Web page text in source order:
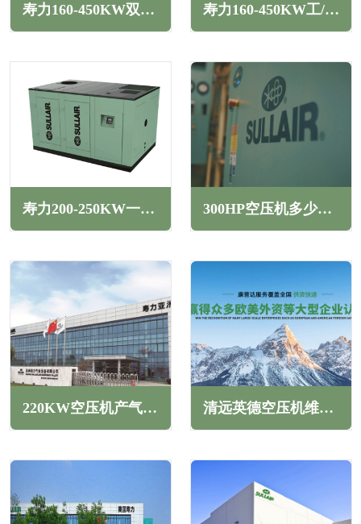
寿力160-450KW双级压缩工/变频干式无油螺杆空压机DS系列 寿力160-450KW工/变频干式低压无油螺杆空压机DS系列
寿力200-250KW一级能效双级压缩变频螺杆空压机TH系列 300HP空压机多少千瓦(300HP空压机产气量多少立方)
220KW空压机产气量(220KW螺杆空压机能达到几个压力) 清远英德空压机维修保养